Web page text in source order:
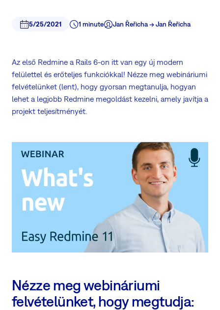
5/25/2021 1 minute Jan Řeřicha -> Jan Řeřicha
Az első Redmine a Rails 6-on itt van egy új modern
felülettel és erőteljes funkciókkal! Nézze meg webináriumi
felvételünket (lent), hogy gyorsan megtanulja, hogyan
lehet a legjobb Redmine megoldást kezelni, amely javítja a
projekt teljesítményét.
Nézze meg webináriumi
felvételünket, hogy megtudja: